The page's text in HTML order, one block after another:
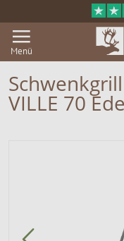
Menü
Grill & BBQ
Schwenkgrill
VILLE 70